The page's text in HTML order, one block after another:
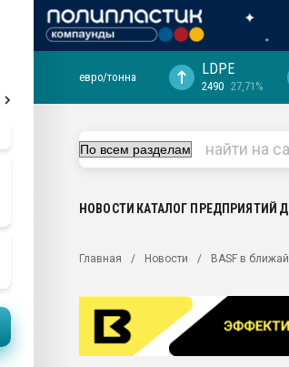
ближайшее подмосковье, с.-в.
Подмосковье, Москва
первый план в переработке
28.07.2026 "Технониколь" довольна
Всё, что касается выдува ПЭТ
Материал поверхности пуансона для
евро/тонна LDPE
2490 27,71%
НОВОСТИ КАТАЛОГ ПРЕДПРИЯТИЙ
Главная Новости BASF в